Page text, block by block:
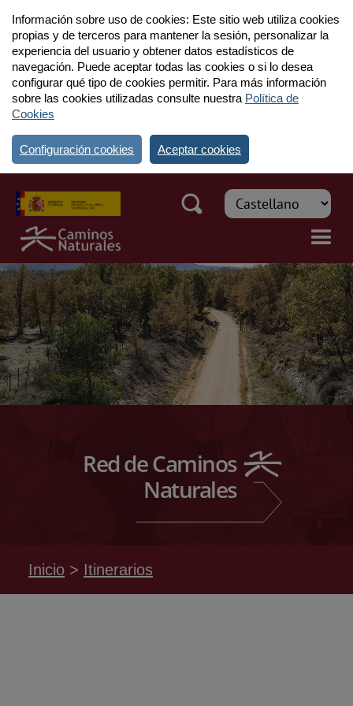
Información sobre uso de cookies: Este sitio web utiliza cookies
propias y de terceros para mantener la sesión, personalizar la
experiencia del usuario y obtener datos estadísticos de
navegación. Puede aceptar todas las cookies o si lo desea
configurar qué tipo de cookies permitir. Para más información
sobre las cookies utilizadas consulte nuestra Política de
Cookies
Configuración cookies Aceptar cookies
Red de Caminos
Naturales
Inicio Itinerarios